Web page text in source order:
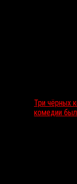
Три чёрных
комедии